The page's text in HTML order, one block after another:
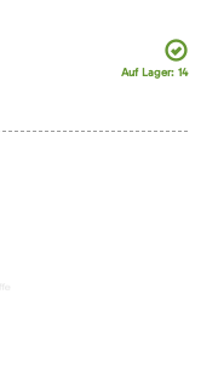
Auf Lager: 14